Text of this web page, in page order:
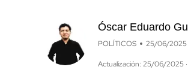
Óscar Eduardo
POLÍTICOS 25/06/2025
Actualización: 25/06/2025